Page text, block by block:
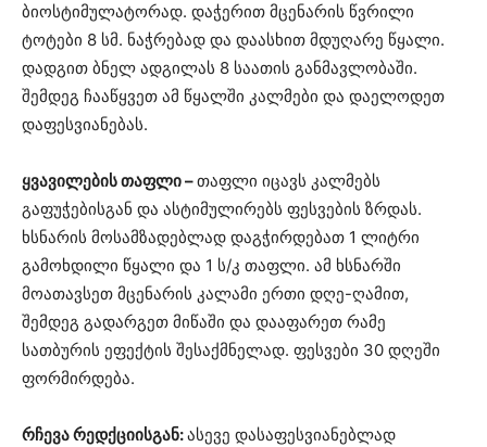
ბიოსტიმულატორად. დაჭერით მცენარის წვრილი
ტოტები 8 სმ. ნაჭრებად და დაასხით მდუღარე წყალი.
დადგით ბნელ ადგილას 8 საათის განმავლობაში.
შემდეგ ჩააწყვეთ ამ წყალში კალმები და დაელოდეთ
დაფესვიანებას.
ყვავილების თაფლი –თაფლი იცავს კალმებს
გაფუჭებისგან და ასტიმულირებს ფესვების ზრდას.
ხსნარის მოსამზადებლად დაგჭირდებათ 1 ლიტრი
გამოხდილი წყალი და 1 ს/კ თაფლი. ამ ხსნარში
მოათავსეთ მცენარის კალამი ერთი დღე-ღამით,
შემდეგ გადარგეთ მიწაში და დააფარეთ რამე
სათბურის ეფექტის შესაქმნელად. ფესვები 30 დღეში
ფორმირდება.
რჩევა რედქციისგან:ასევე დასაფესვიანებლად